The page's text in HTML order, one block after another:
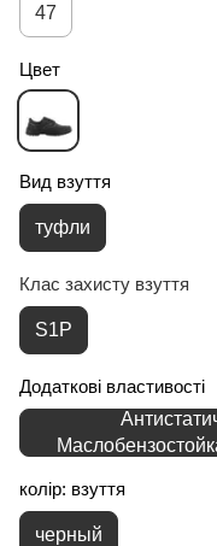
47
Цвет
Вид взуття
туфли
Клас захисту взуття
S1P
Додаткові властивості
колір: взуття
черный